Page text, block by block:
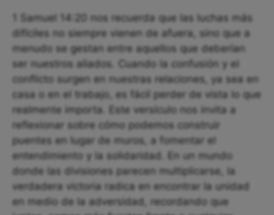
1 Samuel 14:20 nos recuerda que las luchas más
difíciles no siempre vienen de afuera, sino que a
menudo se gestan entre aquellos que deberían
ser nuestros aliados. Cuando la confusión y el
conflicto surgen en nuestras relaciones, ya sea en
casa o en el trabajo, es fácil perder de vista lo que
realmente importa. Este versículo nos invita a
reflexionar sobre cómo podemos construir
puentes en lugar de muros, a fomentar el
entendimiento y la solidaridad. En un mundo
donde las divisiones parecen multiplicarse, la
verdadera victoria radica en encontrar la unidad
en medio de la adversidad, recordando que